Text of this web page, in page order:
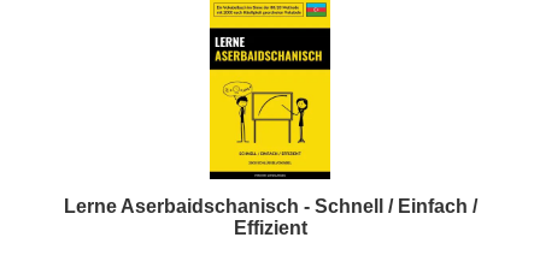
Lerne Aserbaidschanisch - Schnell / Einfach /
Effizient